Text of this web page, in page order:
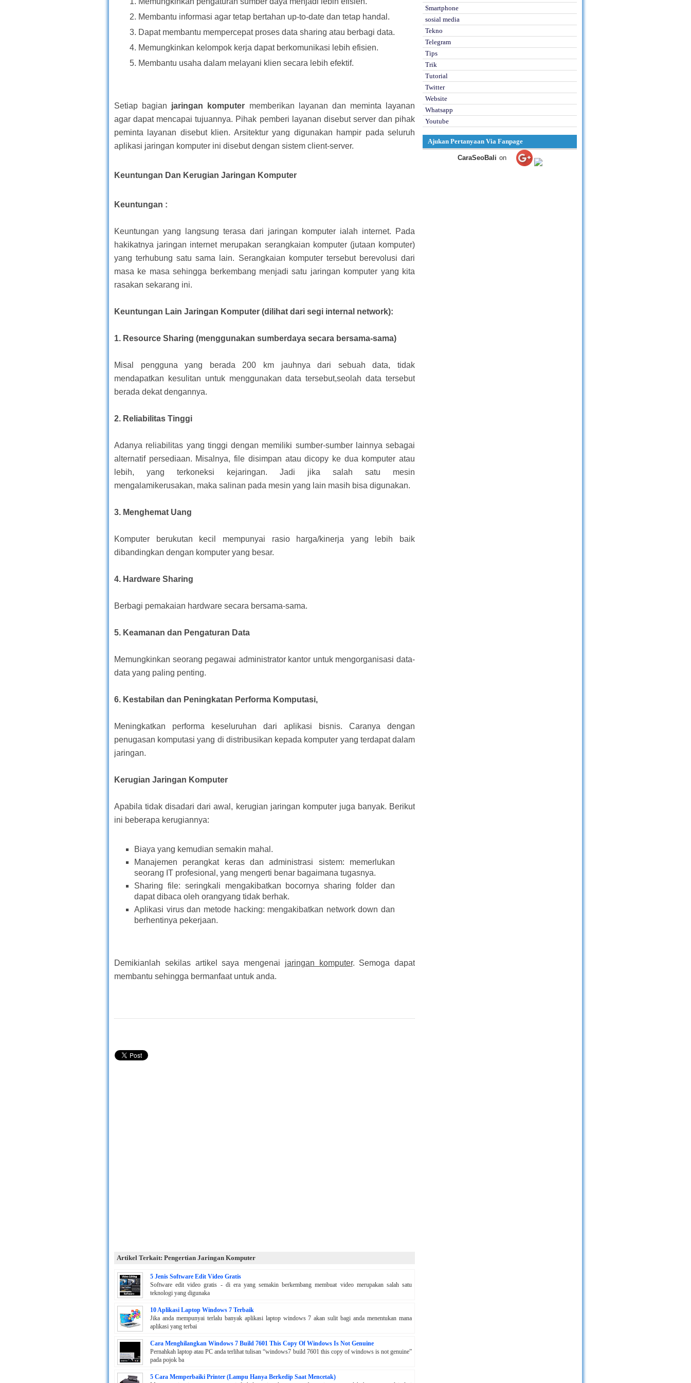
Membantu informasi agar tetap bertahan up-to-date dan tetap handal.
Dapat membantu mempercepat proses data sharing atau berbagi data.
Memungkinkan kelompok kerja dapat berkomunikasi lebih efisien.
Membantu usaha dalam melayani klien secara lebih efektif.
Setiap bagian jaringan komputer memberikan layanan dan meminta layanan
agar dapat mencapai tujuannya. Pihak pemberi layanan disebut server dan pihak
peminta layanan disebut klien. Arsitektur yang digunakan hampir pada seluruh
aplikasi jaringan komputer ini disebut dengan sistem client-server.
Keuntungan Dan Kerugian Jaringan Komputer
Keuntungan :
Keuntungan yang langsung terasa dari jaringan komputer ialah internet. Pada
hakikatnya jaringan internet merupakan serangkaian komputer (jutaan komputer)
yang terhubung satu sama lain. Serangkaian komputer tersebut berevolusi dari
masa ke masa sehingga berkembang menjadi satu jaringan komputer yang kita
rasakan sekarang ini.
Keuntungan Lain Jaringan Komputer (dilihat dari segi internal network):
1. Resource Sharing (menggunakan sumberdaya secara bersama-sama)
Misal pengguna yang berada 200 km jauhnya dari sebuah data, tidak
mendapatkan kesulitan untuk menggunakan data tersebut,seolah data tersebut
berada dekat dengannya.
2. Reliabilitas Tinggi
Adanya reliabilitas yang tinggi dengan memiliki sumber-sumber lainnya sebagai
alternatif persediaan. Misalnya, file disimpan atau dicopy ke dua komputer atau
lebih, yang terkoneksi kejaringan. Jadi jika salah satu mesin
mengalamikerusakan, maka salinan pada mesin yang lain masih bisa digunakan.
3. Menghemat Uang
Komputer berukutan kecil mempunyai rasio harga/kinerja yang lebih baik
dibandingkan dengan komputer yang besar.
4. Hardware Sharing
Berbagi pemakaian hardware secara bersama-sama.
5. Keamanan dan Pengaturan Data
Memungkinkan seorang pegawai administrator kantor untuk mengorganisasi data-
data yang paling penting.
6. Kestabilan dan Peningkatan Performa Komputasi,
Meningkatkan performa keseluruhan dari aplikasi bisnis. Caranya dengan
penugasan komputasi yang di distribusikan kepada komputer yang terdapat dalam
jaringan.
Kerugian Jaringan Komputer
Apabila tidak disadari dari awal, kerugian jaringan komputer juga banyak. Berikut
ini beberapa kerugiannya:
Biaya yang kemudian semakin mahal.
Manajemen perangkat keras dan administrasi sistem: memerlukan
seorang IT profesional, yang mengerti benar bagaimana tugasnya.
Sharing file: seringkali mengakibatkan bocornya sharing folder dan
dapat dibaca oleh orangyang tidak berhak.
Aplikasi virus dan metode hacking: mengakibatkan network down dan
berhentinya pekerjaan.
Demikianlah sekilas artikel saya mengenai jaringan komputer. Semoga dapat
membantu sehingga bermanfaat untuk anda.
Artikel Terkait: Pengertian Jaringan Komputer
5 Jenis Software Edit Video Gratis
Software edit video gratis - di era yang semakin berkembang membuat video merupakan salah satu
teknologi yang digunaka
10 Aplikasi Laptop Windows 7 Terbaik
Jika anda mempunyai terlalu banyak aplikasi laptop windows 7 akan sulit bagi anda menentukan mana
aplikasi yang terbai
Cara Menghilangkan Windows 7 Build 7601 This Copy Of Windows Is Not Genuine
Pernahkah laptop atau PC anda terlihat tulisan “windows7 build 7601 this copy of windows is not genuine”
pada pojok ba
5 Cara Memperbaiki Printer (Lampu Hanya Berkedip Saat Mencetak)
Smartphone
sosial media
Tekno
Telegram
Tips
Trik
Tutorial
Twitter
Website
Whatsapp
Youtube
Ajukan Pertanyaan Via Fanpage
CaraSeoBali on